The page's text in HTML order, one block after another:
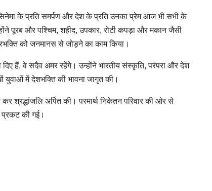
के प्रति समर्पण और देश के प्रति उनका प्रेम आज भी सभी के
पूरब और पश्चिम, शहीद, उपकार, रोटी कपड़ा और मकान जैसी
को जनमानस से जोड़ने का काम किया।
हैं, वे सदैव अमर रहेंगे। उन्होंने भारतीय संस्कृति, परंपरा और देश
युवाओं में देशभक्ति की भावना जागृत की।
श्रद्धांजलि अर्पित की। परमार्थ निकेतन परिवार की ओर से
प्रकट की गई।